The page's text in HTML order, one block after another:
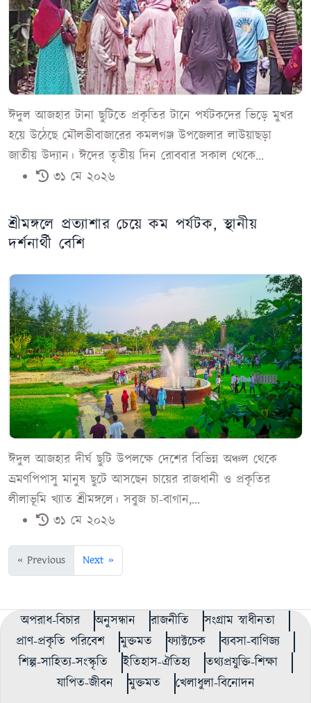
ঈদুল আজহার টানা ছুটিতে প্রকৃতির টানে পর্যটকদের ভিড়ে মুখর
হয়ে উঠেছে মৌলভীবাজারের কমলগঞ্জ উপজেলার লাউয়াছড়া
জাতীয় উদ্যান। ঈদের তৃতীয় দিন রোববার সকাল থেকে...
৩১ মে ২০২৬
শ্রীমঙ্গলে প্রত্যাশার চেয়ে কম পর্যটক, স্থানীয়
দর্শনার্থী বেশি
ঈদুল আজহার দীর্ঘ ছুটি উপলক্ষে দেশের বিভিন্ন অঞ্চল থেকে
ভ্রমণপিপাসু মানুষ ছুটে আসছেন চায়ের রাজধানী ও প্রকৃতির
লীলাভূমি খ্যাত শ্রীমঙ্গলে। সবুজ চা-বাগান,...
৩১ মে ২০২৬
« Previous Next »
অপরাধ-বিচার অনুসন্ধান রাজনীতি
সংগ্রাম স্বাধীনতা
প্রাণ-প্রকৃতি পরিবেশ
মুক্তমত ফ্যাক্টচেক
ব্যবসা-বাণিজ্য
শিল্প-সাহিত্য-সংস্কৃতি
ইতিহাস-ঐতিহ্য
তথ্যপ্রযুক্তি-শিক্ষা
যাপিত-জীবন
মুক্তমত খেলাধুলা-বিনোদন